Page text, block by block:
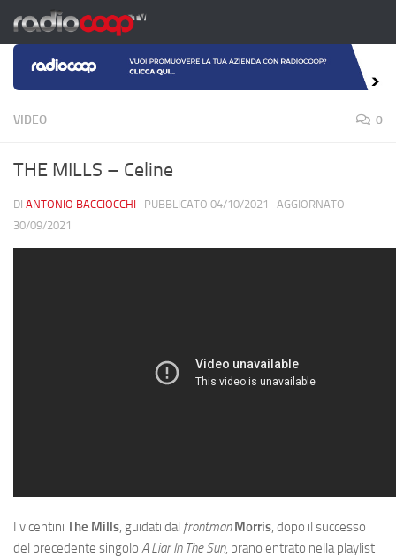
Salta al contenuto
VIDEO 0
THE MILLS – Celine
DI ANTONIO BACCIOCCHI · PUBBLICATO 04/10/2021 · AGGIORNATO
30/09/2021
I vicentini The Mills, guidati dal frontmanMorris, dopo il successo
del precedente singolo A Liar In The Sun, brano entrato nella playlist